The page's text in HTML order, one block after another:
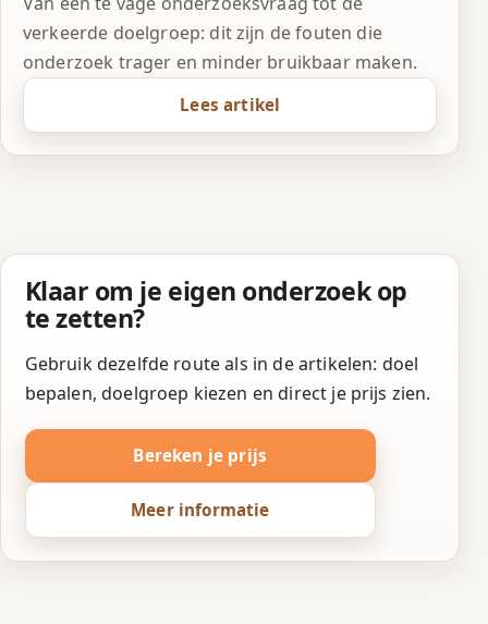
verkeerde doelgroep: dit zijn de fouten die
onderzoek trager en minder bruikbaar maken.
Lees artikel
Klaar om je eigen onderzoek op
te zetten?
Gebruik dezelfde route als in de artikelen: doel
bepalen, doelgroep kiezen en direct je prijs zien.
Bereken je prijs
Meer informatie